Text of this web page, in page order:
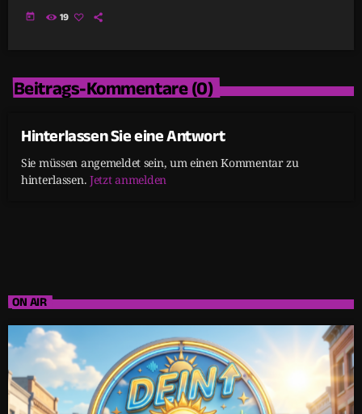
today 19
Beitrags-Kommentare (0)
Hinterlassen Sie eine Antwort
Sie müssen angemeldet sein, um einen Kommentar zu
hinterlassen. Jetzt anmelden
ON AIR